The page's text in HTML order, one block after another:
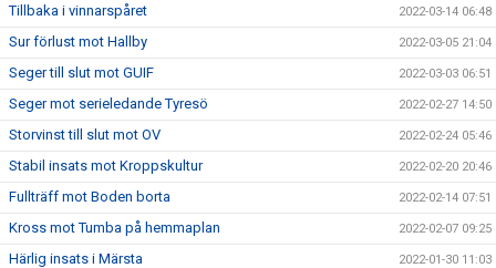
Tillbaka i vinnarspåret 2022-03-14 06:48
Sur förlust mot Hallby 2022-03-05 21:04
Seger till slut mot GUIF 2022-03-03 06:51
Seger mot serieledande Tyresö 2022-02-27 14:50
Storvinst till slut mot OV 2022-02-24 05:46
Stabil insats mot Kroppskultur 2022-02-20 20:46
Fullträff mot Boden borta 2022-02-14 07:51
Kross mot Tumba på hemmaplan 2022-02-07 09:25
Härlig insats i Märsta 2022-01-30 11:03